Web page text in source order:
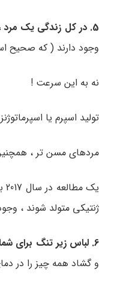
5. در کل زندگی یک مرد ، اسپرم ، بارور و سالم باقی می ماند :
وجود دارند ( که صحیح
نه به این سرعت !
تولید اسپرم یا
مردهای مسن تر ، همچنین از جهش های ژنتیکی
ژنتیکی متولد شوند ،
6. لباس زیر تنگ برای شمارش اسپرم شما بد است :
و گشاد همه چیز را در